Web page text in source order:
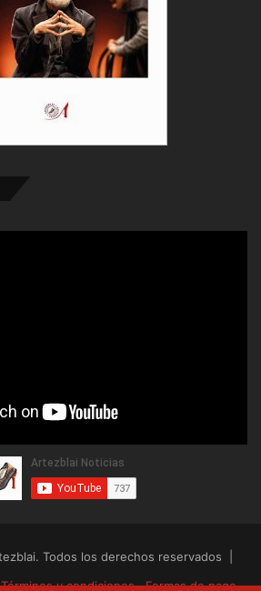
Todos los derechos reservados |
Términos y condiciones Formas de pago